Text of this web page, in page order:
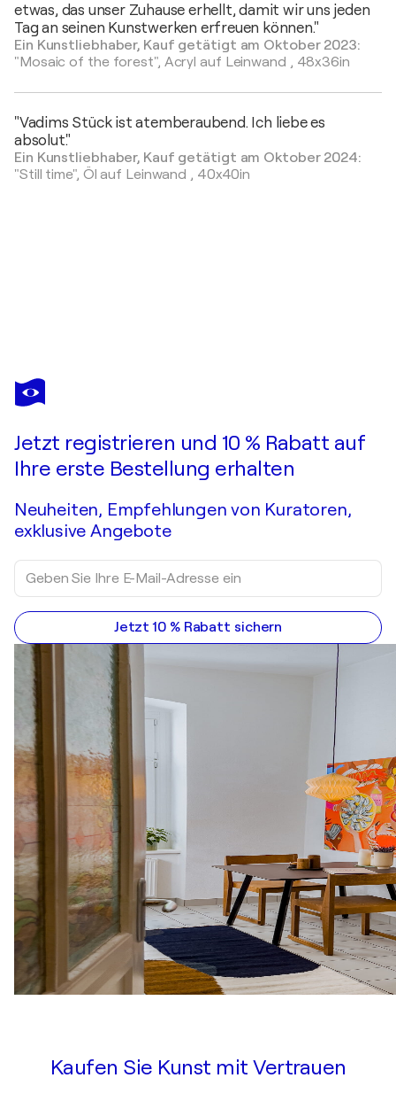
etwas, das unser Zuhause erhellt, damit wir uns jeden
Tag an seinen Kunstwerken erfreuen können."
Ein Kunstliebhaber, Kauf getätigt am Oktober 2023:
"Mosaic of the forest", Acryl auf Leinwand , 48x36in
"Vadims Stück ist atemberaubend. Ich liebe es
absolut."
Ein Kunstliebhaber, Kauf getätigt am Oktober 2024:
"Still time", Öl auf Leinwand , 40x40in
VADIM DOLGOV
Central Park Walk
Auftragsarbeit anfragen
Jetzt registrieren und 10 % Rabatt auf
Ihre erste Bestellung erhalten
Neuheiten, Empfehlungen von Kuratoren,
exklusive Angebote
Jetzt 10 % Rabatt sichern
Kaufen Sie Kunst mit Vertrauen